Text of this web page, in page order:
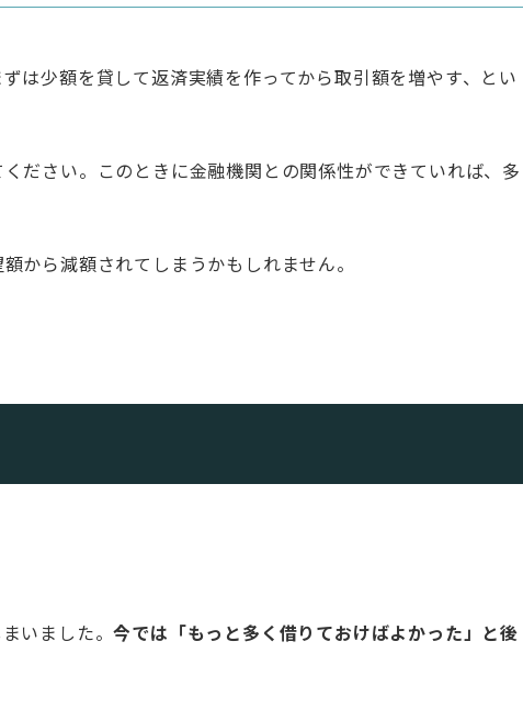
は少額を貸して返済実績を作ってから取引額を増やす、とい
ださい。このときに金融機関との関係性ができていれば、多
から減額されてしまうかもしれません。
いました。今では「もっと多く借りておけばよかった」と後